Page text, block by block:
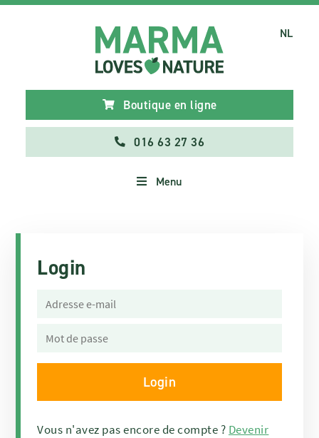
Boutique en ligne
016 63 27 36
Menu
NL
Login
Vous n'avez pas encore de compte ? Devenir